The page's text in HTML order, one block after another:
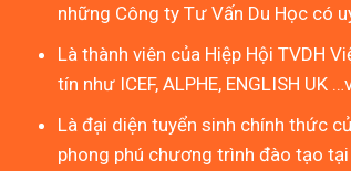
những Công ty Tư Vấn Du Học có
Là thành viên của Hiệp Hội TVDH
tín như ICEF, ALPHE, ENGLISH UK
Là đại diện tuyển sinh chính thức
phong phú chương trình đào tạo